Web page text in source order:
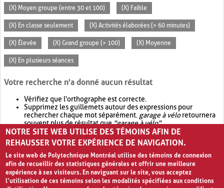
(X) Moyen groupe (entre 30 et 100) (X) Faible
(X) En classe seulement (X) Activités élaborées (> 60 minutes)
(X) Élevée (X) Grand groupe (> 100) (X) Moyenne
(X) En plusieurs séances
Votre recherche n'a donné aucun résultat
Vérifiez que l'orthographe est correcte.
Supprimez les guillemets autour des expressions pour
rechercher chaque mot séparément. garage à véloretournera
souvent plus de résultat que"garage à vélo".
Envisagez d'élargir votre recherche avec OR.garage OR vélo
retournera souvent plus de résultat quegarage à vélo
NOTRE SITE WEB UTILISE DES TÉMOINS AFIN DE
REHAUSSER VOTRE EXPÉRIENCE DE NAVIGATION.
Le site web de Polytechnique Montréal utilise des témoins de connexion
afin de recueillir des statistiques générales et offrir une meilleure
expérience à ses visiteurs. En naviguant sur le site, vous acceptez
l’utilisation de ces témoins selon les modalités spécifiées aux conditions